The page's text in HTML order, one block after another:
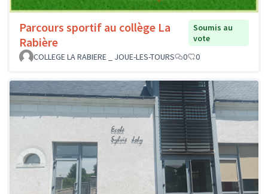
Parcours sportif au collège La
Rabière
Soumis au
vote
COLLEGE LA RABIERE _ JOUE-LES-TOURS
0 0